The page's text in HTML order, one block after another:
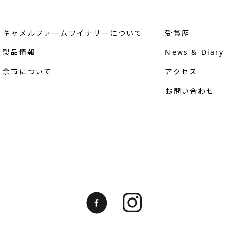
キャメルファームワイナリーについて
製品情報
余市について
受賞歴
News & Diary
アクセス
お問い合わせ